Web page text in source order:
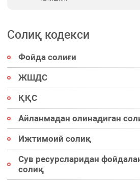
Солиқ кодекси
Фойда солиғи
ЖШДС
ҚҚС
Айланмадан олинадиган
Ижтимоий солиқ
Сув ресурсларидан
солиқ